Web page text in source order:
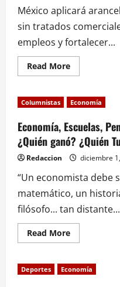
redefinir
el
desarrollo
de
México
México aplicará
sin tratados
empleos y fortalecer...
Read MoreRead
more
aplica
aranceles
países
sin
tratados
comerciales
para
proteger
empleos
y
fortalecer
la
industria
Columnistas Economía
Economía, Escuelas,
¿Quién ganó? ¿Quién
Redaccion diciembre
“Un economista debe
matemático, un
filósofo... tan distante...
Read MoreRead
more
Escuelas,
Deportes Economía